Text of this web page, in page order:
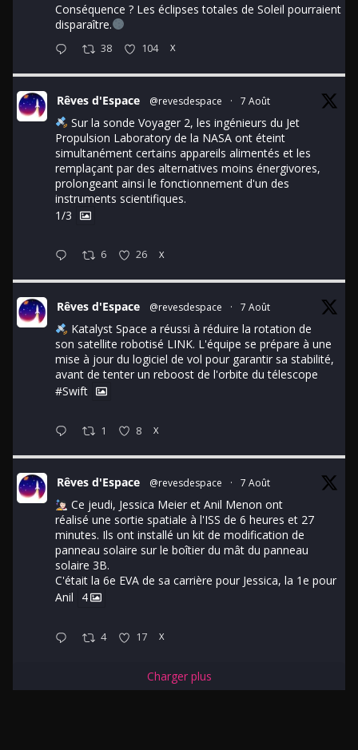
Conséquence ? Les éclipses totales de Soleil pourraient
disparaître.
38 104 X
Rêves d'Espace @revesdespace · 7 Août
Sur la sonde Voyager 2, les ingénieurs du Jet
Propulsion Laboratory de la NASA ont éteint
simultanément certains appareils alimentés et les
remplaçant par des alternatives moins énergivores,
prolongeant ainsi le fonctionnement d'un des
instruments scientifiques.
1/3
6 26 X
Rêves d'Espace @revesdespace · 7 Août
Katalyst Space a réussi à réduire la rotation de
son satellite robotisé LINK. L'équipe se prépare à une
mise à jour du logiciel de vol pour garantir sa stabilité,
avant de tenter un reboost de l'orbite du télescope
#Swift
1 8 X
Rêves d'Espace @revesdespace · 7 Août
Ce jeudi, Jessica Meier et Anil Menon ont
réalisé une sortie spatiale à l'ISS de 6 heures et 27
minutes. Ils ont installé un kit de modification de
panneau solaire sur le boîtier du mât du panneau
solaire 3B.
C'était la 6e EVA de sa carrière pour Jessica, la 1e pour
Anil
4
4 17 X
Charger plus